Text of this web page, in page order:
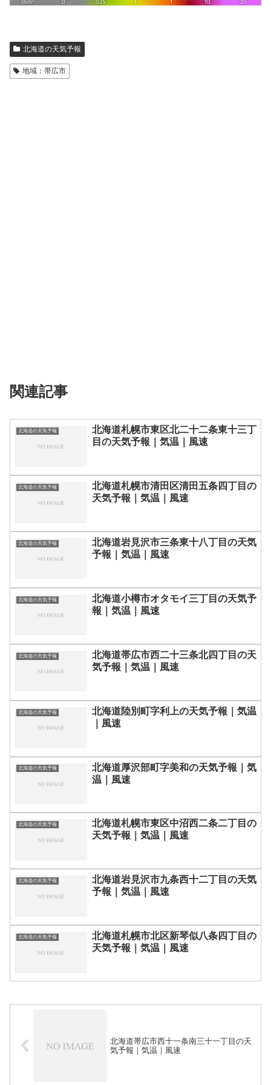
北海道の天気予報
地域：帯広市
関連記事
北海道の天気予報
北海道札幌市東区北二十二条東十三丁
目の天気予報｜気温｜風速
北海道の天気予報
北海道札幌市清田区清田五条四丁目の
天気予報｜気温｜風速
北海道の天気予報
北海道岩見沢市三条東十八丁目の天気
予報｜気温｜風速
北海道の天気予報
北海道小樽市オタモイ三丁目の天気予
報｜気温｜風速
北海道の天気予報
北海道帯広市西二十三条北四丁目の天
気予報｜気温｜風速
北海道の天気予報
北海道陸別町字利上の天気予報｜気温
｜風速
北海道の天気予報
北海道厚沢部町字美和の天気予報｜気
温｜風速
北海道の天気予報
北海道札幌市東区中沼西二条二丁目の
天気予報｜気温｜風速
北海道の天気予報
北海道岩見沢市九条西十二丁目の天気
予報｜気温｜風速
北海道の天気予報
北海道札幌市北区新琴似八条四丁目の
天気予報｜気温｜風速
北海道帯広市西十一条南三十一丁目の天
気予報｜気温｜風速